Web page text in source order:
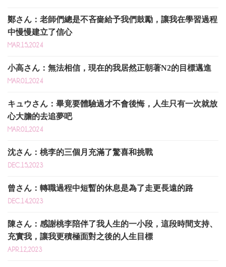
鄭さん：老師們總是不吝嗇給予我們鼓勵，讓我在學習過程
中慢慢建立了信心
MAR.15,2024
小高さん：無法相信，現在的我居然正朝著N2的目標邁進
MAR.01,2024
キュウさん：畢竟要體驗過才不會後悔，人生只有一次就放
心大膽的去追夢吧
MAR.01,2024
沈さん：桃李的三個月充滿了驚喜和挑戰
DEC.15,2023
曾さん：轉職過程中短暫的休息是為了走更長遠的路
DEC.14,2023
陳さん：感謝桃李陪伴了我人生的一小段，這段時間支持、
充實我，讓我更積極面對之後的人生目標
APR.12,2023